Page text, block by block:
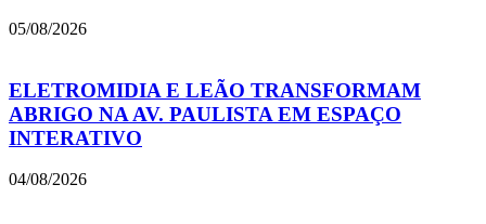
05/08/2026
ELETROMIDIA E LEÃO TRANSFORMAM
ABRIGO NA AV. PAULISTA EM ESPAÇO
INTERATIVO
04/08/2026